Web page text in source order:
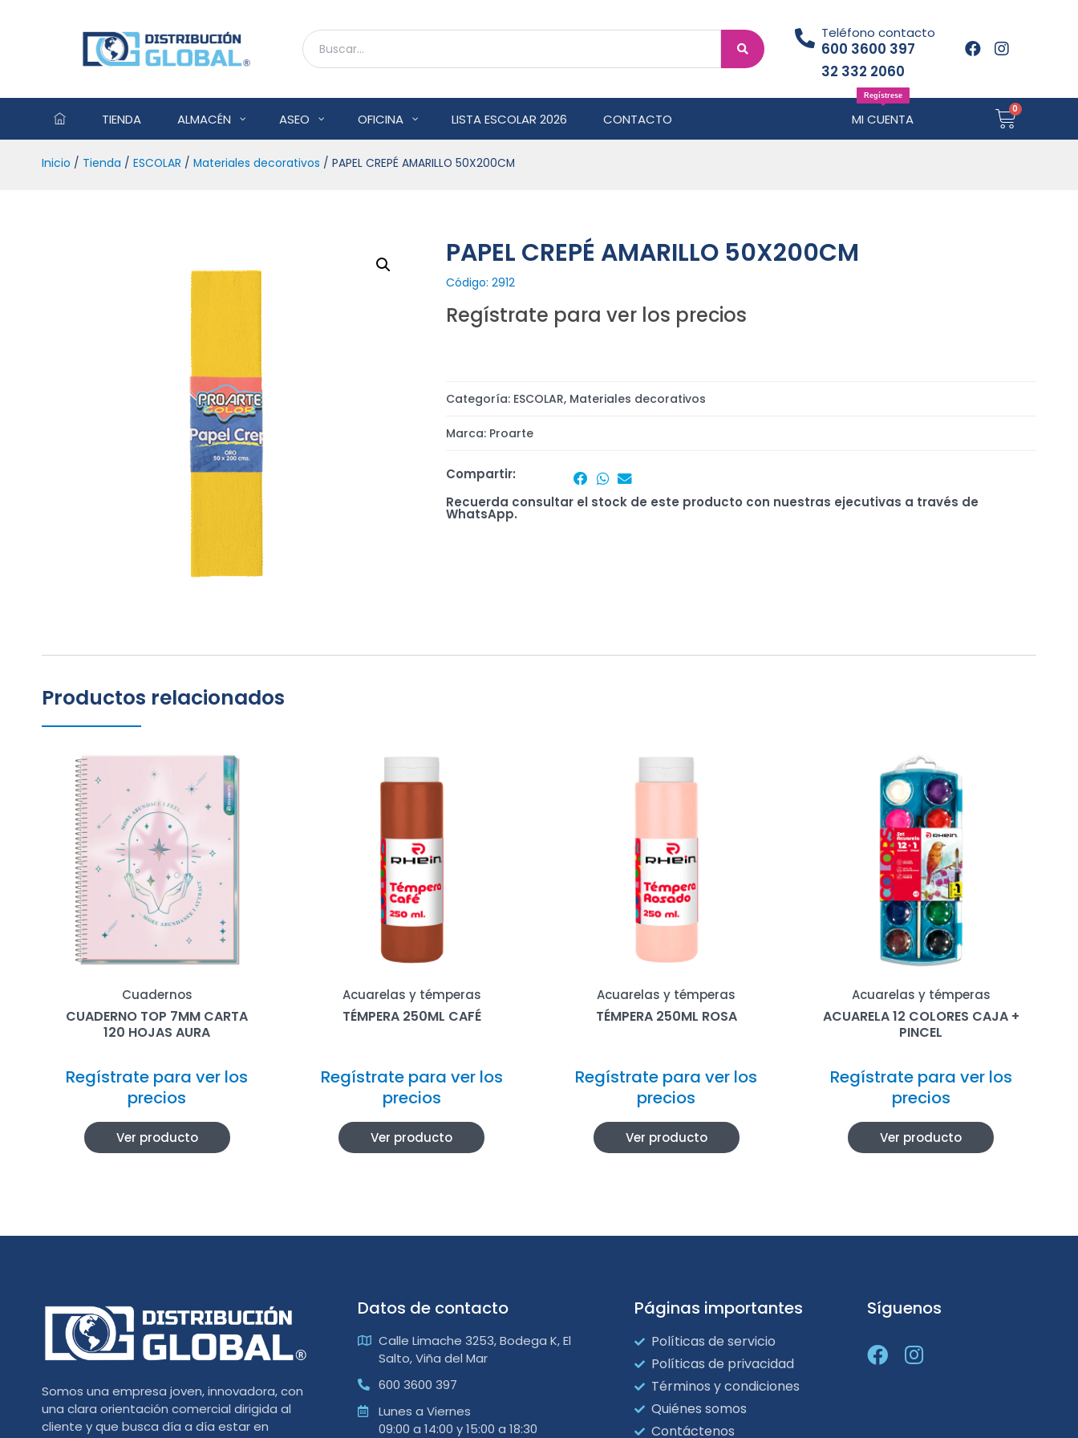
Teléfono contacto
600 3600 397
32 332 2060
MI CUENTA
Regístrese
TIENDA ALMACÉN ASEO OFICINA LISTA ESCOLAR 2026 CONTACTO
Inicio / Tienda / ESCOLAR / Materiales decorativos / PAPEL CREPÉ AMARILLO 50X200CM
PAPEL CREPÉ AMARILLO 50X200CM
Código: 2912
Regístrate para ver los precios
Categoría: ESCOLAR, Materiales decorativos
Marca: Proarte
Compartir:
Recuerda consultar el stock de este producto con nuestras ejecutivas a través de
WhatsApp.
Productos relacionados
Cuadernos
CUADERNO TOP 7MM CARTA
120 HOJAS AURA
Regístrate para ver los
precios
Ver producto
Acuarelas y témperas
TÉMPERA 250ML CAFÉ
Regístrate para ver los
precios
Ver producto
Acuarelas y témperas
TÉMPERA 250ML ROSA
Regístrate para ver los
precios
Ver producto
Acuarelas y témperas
ACUARELA 12 COLORES CAJA +
PINCEL
Regístrate para ver los
precios
Ver producto
Somos una empresa joven, innovadora, con
una clara orientación comercial dirigida al
cliente y que busca día a día estar en
Datos de contacto
Calle Limache 3253, Bodega K, El
Salto, Viña del Mar
600 3600 397
Lunes a Viernes
09:00 a 14:00 y 15:00 a 18:30
Páginas importantes
Políticas de servicio
Políticas de privacidad
Términos y condiciones
Quiénes somos
Contáctenos
Síguenos